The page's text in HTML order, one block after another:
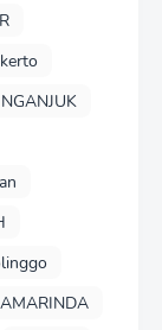
NGANJUK